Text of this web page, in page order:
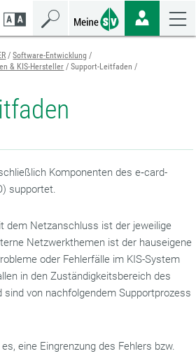
Software-Entwicklung
& KIS-Hersteller
Support-Leitfaden
Komponenten des e‑card-
supportet.
dem Netzanschluss ist der jeweilige
Netzwerkthemen ist der hauseigene
oder Fehlerfälle im KIS-System
in den Zuständigkeitsbereich des
sind von nachfolgendem Supportprozess
eine Eingrenzung des Fehlers bzw.